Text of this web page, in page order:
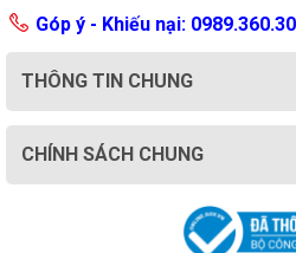
Góp ý - Khiếu nại:
THÔNG TIN CHUNG
CHÍNH SÁCH CHUNG